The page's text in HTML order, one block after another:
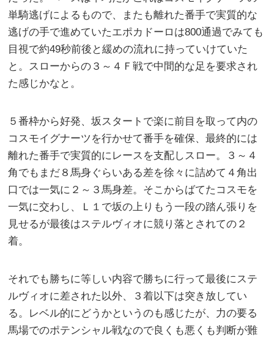
単騎逃げによるもので、またも離れた番手で実質的な
逃げの手で進めていたエポカドーロは800通過でみても
目視で約49秒前後と緩めの流れに持っていけていた
と。スローからの３～４Ｆ戦で中間的な足を要求され
た感じかなと。
５番枠から好発、坂スタートで楽に前目を取って内の
コスモイグナーツを行かせて番手を確保、最終的には
離れた番手で実質的にレースを支配しスロー。３～４
角でもまだ８馬身ぐらいある差を徐々に詰めて４角出
口では一気に２～３馬身差。そこからばてたコスモを
一気に交わし、Ｌ１で坂の上りもう一段の踏ん張りを
見せるが最後はステルヴィオに競り落とされての２
着。
それでも勝ちに等しい内容で勝ちに行って最後にステ
ルヴィオに差された以外、３着以下は突き放してい
る。レベル的にどうかというのも感じたが、力の要る
馬場でのポテンシャル戦なので良くも悪くも判断が難